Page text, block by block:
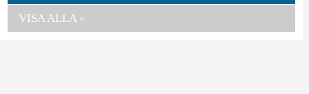
VISA ALLA »